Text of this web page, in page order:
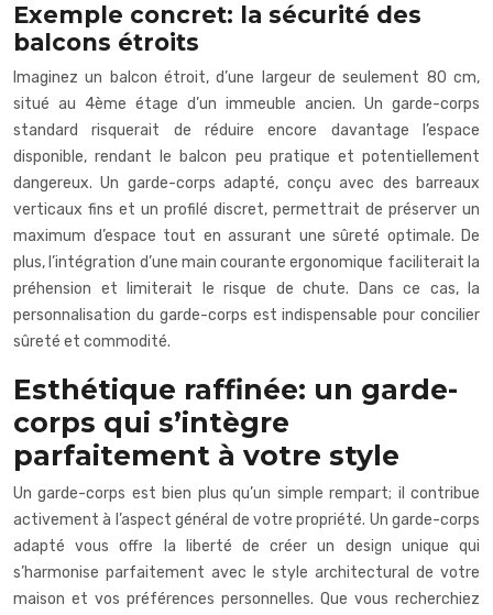
Exemple concret: la sécurité des
balcons étroits
Imaginez un balcon étroit, d’une largeur de seulement 80 cm,
situé au 4ème étage d’un immeuble ancien. Un garde-corps
standard risquerait de réduire encore davantage l’espace
disponible, rendant le balcon peu pratique et potentiellement
dangereux. Un garde-corps adapté, conçu avec des barreaux
verticaux fins et un profilé discret, permettrait de préserver un
maximum d’espace tout en assurant une sûreté optimale. De
plus, l’intégration d’une main courante ergonomique faciliterait la
préhension et limiterait le risque de chute. Dans ce cas, la
personnalisation du garde-corps est indispensable pour concilier
sûreté et commodité.
Esthétique raffinée: un garde-
corps qui s’intègre
parfaitement à votre style
Un garde-corps est bien plus qu’un simple rempart; il contribue
activement à l’aspect général de votre propriété. Un garde-corps
adapté vous offre la liberté de créer un design unique qui
s’harmonise parfaitement avec le style architectural de votre
maison et vos préférences personnelles. Que vous recherchiez